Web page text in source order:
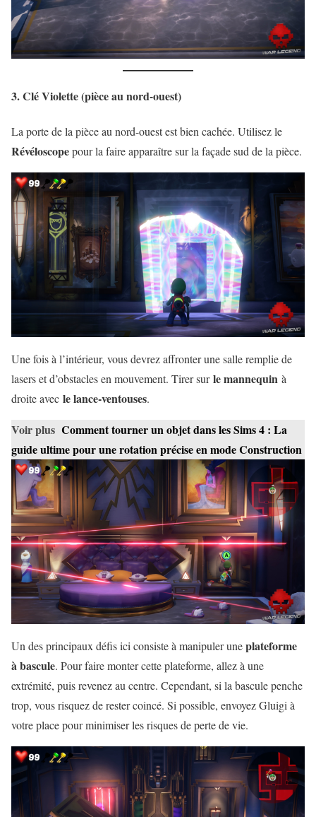
3. Clé Violette (pièce au nord-ouest)
La porte de la pièce au nord-ouest est bien cachée. Utilisez le
Révéloscopepour la faire apparaître sur la façade sud de la pièce.
Une fois à l’intérieur, vous devrez affronter une salle remplie de
lasers et d’obstacles en mouvement. Tirer surle mannequin à
droite avec le lance-ventouses.
Voir plus Comment tourner un objet dans les Sims 4 : La
guide ultime pour une rotation précise en mode Construction
Un des principaux défis ici consiste à manipuler uneplateforme
à bascule. Pour faire monter cette plateforme, allez à une
extrémité, puis revenez au centre. Cependant, si la bascule penche
trop, vous risquez de rester coincé. Si possible, envoyez Gluigi à
votre place pour minimiser les risques de perte de vie.